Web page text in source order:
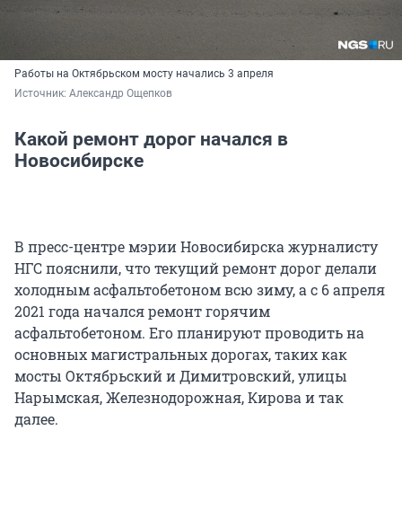
Работы на Октябрьском мосту начались 3 апреля
Источник: Александр Ощепков
Какой ремонт дорог начался в
Новосибирске
В пресс-центре мэрии Новосибирска журналисту
НГС пояснили, что текущий ремонт дорог делали
холодным асфальтобетоном всю зиму, а с 6 апреля
2021 года начался ремонт горячим
асфальтобетоном. Его планируют проводить на
основных магистральных дорогах, таких как
мосты Октябрьский и Димитровский, улицы
Нарымская, Железнодорожная, Кирова и так
далее.